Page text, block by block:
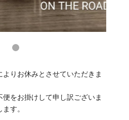
よりお休みとさせていただきま
をお掛けして申し訳ございま
す。